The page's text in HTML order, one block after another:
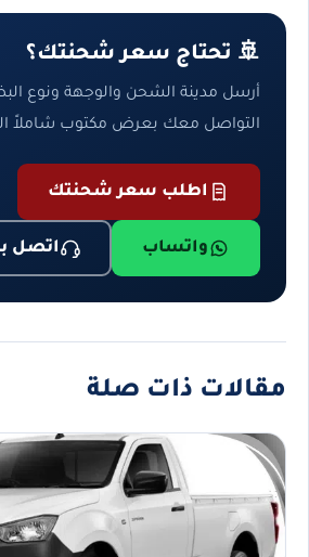
🚢 تحتاج سعر شحنتك؟
أرسل مدينة الشحن والوجهة ونوع
التواصل معك بعرض مكتوب شاملاً
اطلب سعر شحنتك
واتساب اتصل
مقالات ذات صلة